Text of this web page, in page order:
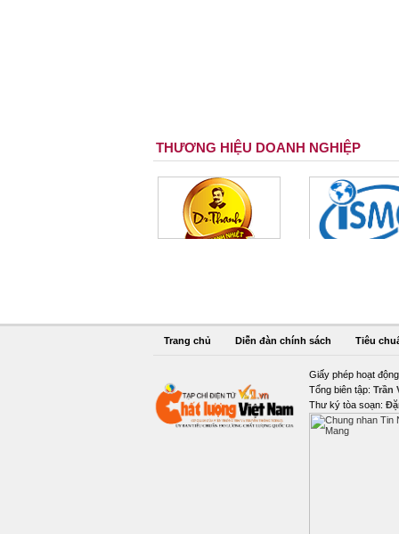
THƯƠNG HIỆU DOANH NGHIỆP
Trang chủ Diễn đàn chính sách Tiêu
Giấy phép hoạt
Tổng biên tập: Trần
Thư ký tòa soạn: